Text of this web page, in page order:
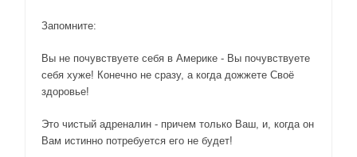
Запомните:
Вы не почувствуете себя в Америке - Вы почувствуете
себя хуже! Конечно не сразу, а когда дожжете Своё
здоровье!
Это чистый адреналин - причем только Ваш, и, когда он
Вам истинно потребуется его не будет!